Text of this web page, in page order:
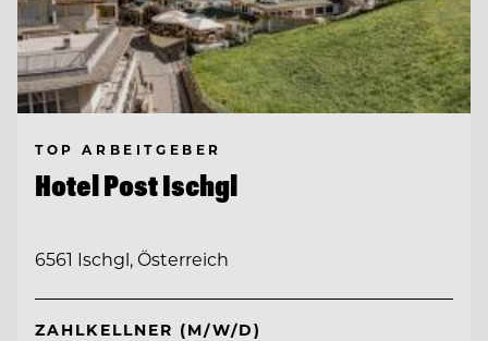
TOP ARBEITGEBER
Hotel Post Ischgl
6561 Ischgl, Österreich
ZAHLKELLNER (M/W/D)